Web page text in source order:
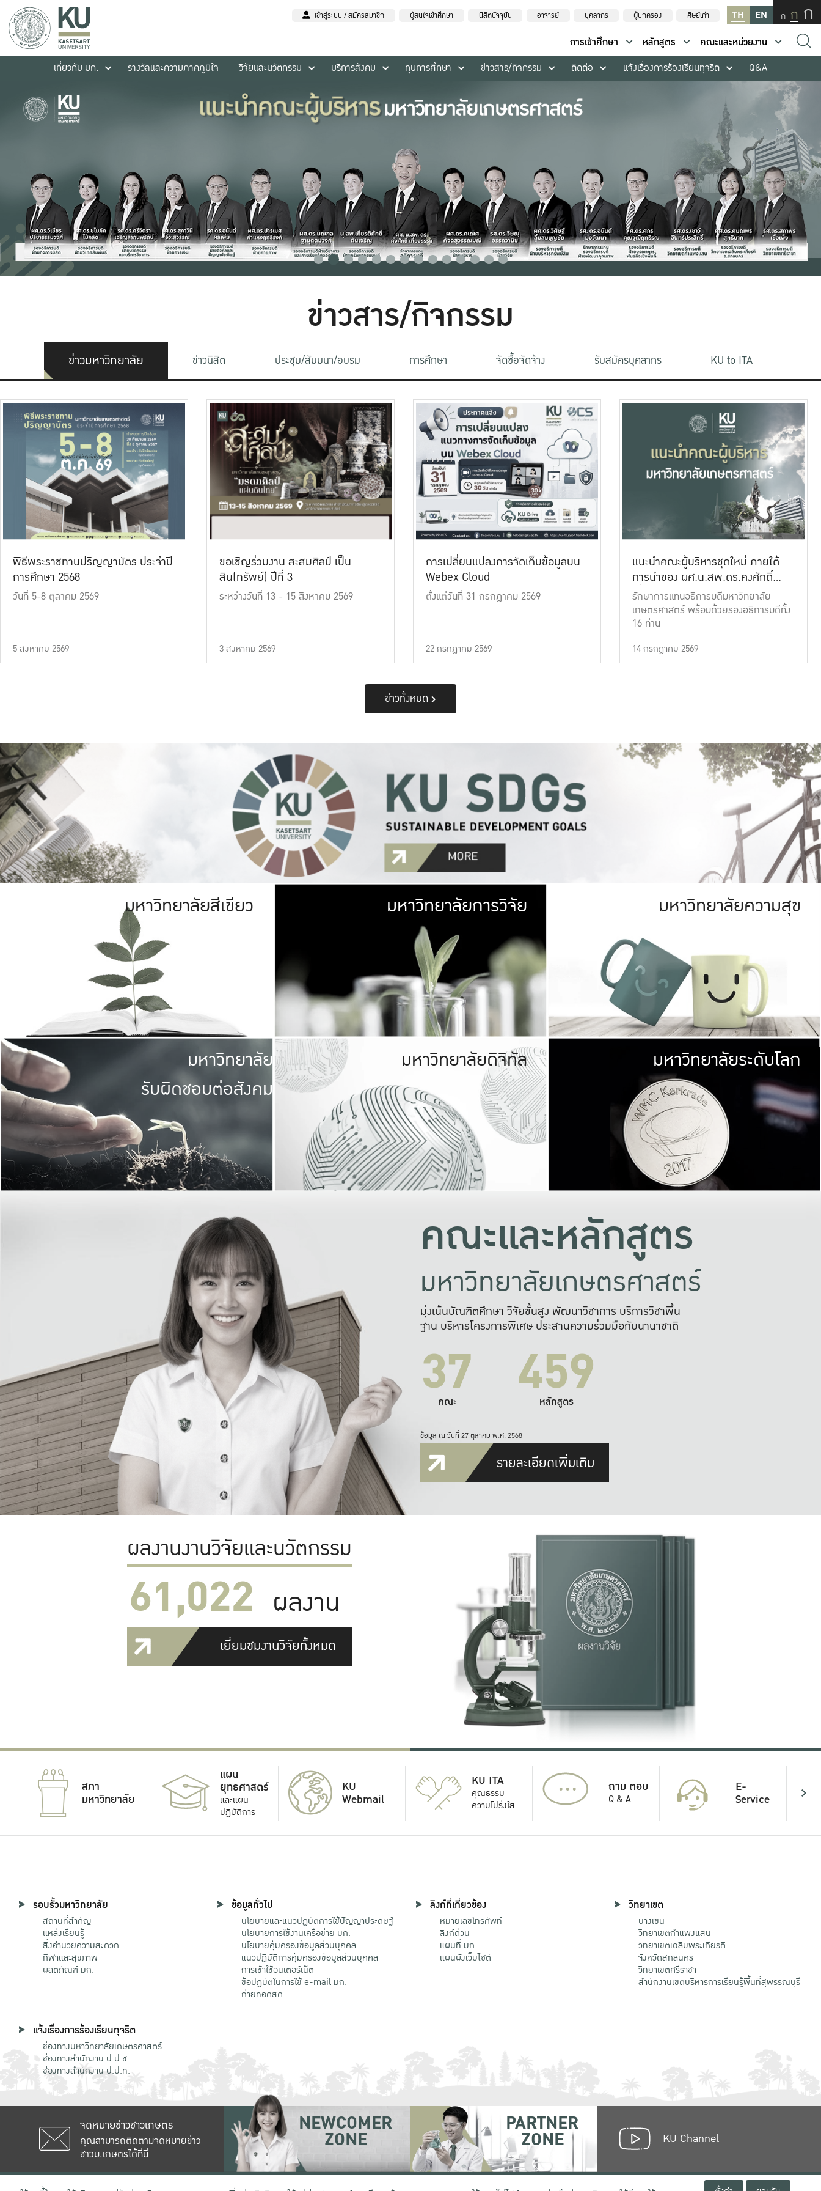
เข้าสู่ระบบ / สมัครสมาชิก ผู้สนใจเข้าศึกษา นิสิตปัจจุบัน อาจารย์ บุคลากร ผู้ปกครอง ศิษย์เก่า TH EN ก ก ก
การเข้าศึกษา หลักสูตร
คณะและหน่วยงาน
เกี่ยวกับ มก.
รางวัลและความภาคภูมิใจ วิจัยและนวัตกรรม บริการสังคม ทุนการศึกษา ข่าวสาร/กิจกรรม ติดต่อ แจ้งเรื่องการร้องเรียนทุจริต Q&A
ข่าวสาร/กิจกรรม
ข่าวมหาวิทยาลัย ข่าวนิสิต ประชุม/สัมมนา/อบรม การศึกษา จัดซื้อจัดจ้าง รับสมัครบุคลากร KU to ITA
พิธีพระราชทานปริญญาบัตร ประจำปี
การศึกษา 2568
วันที่ 5-8 ตุลาคม 2569
5 สิงหาคม 2569
ขอเชิญร่วมงาน สะสมศิลป์ เป็น
สิน(ทรัพย์) ปีที่ 3
ระหว่างวันที่ 13 - 15 สิงหาคม 2569
3 สิงหาคม 2569
การเปลี่ยนแปลงการจัดเก็บข้อมูลบน
Webex Cloud
ตั้งแต่วันที่ 31 กรกฎาคม 2569
22 กรกฎาคม 2569
แนะนำคณะผู้บริหารชุดใหม่ ภายใต้
การนำของ ผศ.น.สพ.ดร.คงศักดิ์
เที่ยงธรรม
รักษาการแทนอธิการบดีมหาวิทยาลัย
เกษตรศาสตร์ พร้อมด้วยรองอธิการบดีทั้ง
16 ท่าน
14 กรกฎาคม 2569
ข่าวทั้งหมด
มหาวิทยาลัยสีเขียว มหาวิทยาลัย
เกษตรศาสตร์ มีพื้นที่เขียวสดใส หนาแน่น
เป็นป่าในเมือง (URBAN FOREST)
เกษตรในเมือง (URBAN AGRICULTURE)
ที่นับรวมกันได้ประมาณ 1,400 ไร่
มหาวิทยาลัยการวิจัย มหาวิทยาลัย
ให้กับประชาชน
มหาวิทยาลัยความสุข
มหาวิทยาลัย
รับผิดชอบต่อสังคม
มหาวิทยาลัยรับผิดชอบต่อสังคม
ร่วมมือกับชุมชน เพื่อความกินดีอยู่ดี
และความสุขอย่างยั่งยืน
มองปัญหาในภาพกว้าง
แก้ไขจากปัญหาจุดเล็กๆ
มหาวิทยาลัยดิจิทัล มหาวิทยา
พร้อมที่จ
และผลักดันในการใช้ระบบส
เพื่อการทำงานแ
มหาวิทยาลัยระดับโลก
คณะและหลักสูตร
มหาวิทยาลัยเกษตรศาสตร์
มุ่งเน้นบัณฑิตศึกษา วิจัยขั้นสูง พัฒนาวิชาการ บริการวิชาพื้น
ฐาน บริหารโครงการพิเศษ ประสานความร่วมมือกับนานาชาติ
37
คณะ 459
หลักสูตร
ข้อมูล ณ วันที่ 27 ตุลาคม พ.ศ. 2568
รายละเอียดเพิ่มเติม
ผลงานงานวิจัยและนวัตกรรม
61,022 ผลงาน
เยี่ยมชมงานวิจัยทั้งหมด
สภา
มหาวิทยาลัย
แผน
ยุทธศาสตร์
และแผน
ปฏิบัติการ
KU
Webmail
KU ITA
คุณธรรม
ความโปร่งใส
... ถาม ตอบ
Q & A
E-
Service
รอบรั้วมหาวิทยาลัย
สถานที่สำคัญ
แหล่งเรียนรู้
สิ่งอำนวยความสะดวก
กีฬาและสุขภาพ
ผลิตภัณฑ์ มก.
ข้อมูลทั่วไป
นโยบายและแนวปฏิบัติการใช้ปัญญาประดิษฐ์
นโยบายการใช้งานเครือข่าย มก.
นโยบายคุ้มครองข้อมูลส่วนบุคคล
แนวปฏิบัติการคุ้มครองข้อมูลส่วนบุคคล
การเข้าใช้อินเตอร์เน็ต
ข้อปฏิบัติในการใช้ e-mail มก.
ถ่ายทอดสด
ลิงก์ที่เกี่ยวข้อง
หมายเลขโทรศัพท์
ลิงก์ด่วน
แผนที่ มก.
แผนผังเว็บไซต์
วิทยาเขต
บางเขน
วิทยาเขตกําแพงแสน
วิทยาเขตเฉลิมพระเกียรติ
จังหวัดสกลนคร
วิทยาเขตศรีราชา
สำนักงานเขตบริหารการเรียนรู้พื้นที่สุพรรณบุรี
แจ้งเรื่องการร้องเรียนทุจริต
ช่องทางมหาวิทยาลัยเกษตรศาสตร์
ช่องทางสำนักงาน ป.ป.ช.
ช่องทางสำนักงาน ป.ป.ท.
จดหมายข่าวชาวเกษตร
คุณสามารถติดตามจดหมายข่าว
ชาวม.เกษตรได้ที่นี่
NEWCOMER
ZONE
PARTNER
ZONE KU Channel